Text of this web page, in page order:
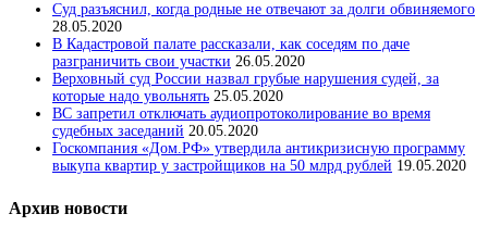
Суд разъяснил, когда родные не отвечают за долги обвиняемого
28.05.2020
В Кадастровой палате рассказали, как соседям по даче
разграничить свои участки 26.05.2020
Верховный суд России назвал грубые нарушения судей, за
которые надо увольнять 25.05.2020
ВС запретил отключать аудиопротоколирование во время
судебных заседаний 20.05.2020
Госкомпания «Дом.РФ» утвердила антикризисную программу
выкупа квартир у застройщиков на 50 млрд рублей 19.05.2020
Архив новости